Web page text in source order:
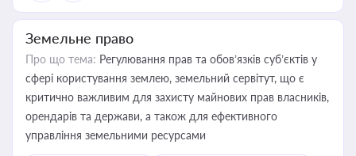
Земельне право
Про що тема: Регулювання прав та обов’язків суб’єктів у
сфері користування землею, земельний сервітут, що є
критично важливим для захисту майнових прав власників,
орендарів та держави, а також для ефективного
управління земельними ресурсами